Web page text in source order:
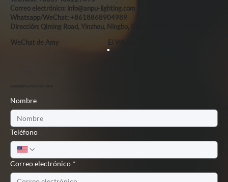
Contacta hoy mismo con Amy.
Nombre
Teléfono
Correo electrónico *
Correo electrónico: info@anpu-lighting.com
Whatsapp/WeChat: +8618868904989
Dirección: Qiming Road, Yinzhou, Ningbo, China, 315101, n.° 655-77
WeChat de Amy
El WhatsApp de Amy